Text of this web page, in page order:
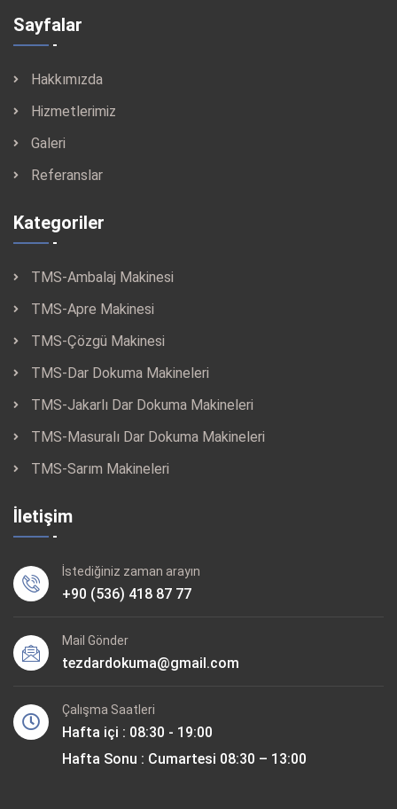
Sayfalar
Hakkımızda
Hizmetlerimiz
Galeri
Referanslar
Kategoriler
TMS-Ambalaj Makinesi
TMS-Apre Makinesi
TMS-Çözgü Makinesi
TMS-Dar Dokuma Makineleri
TMS-Jakarlı Dar Dokuma Makineleri
TMS-Masuralı Dar Dokuma Makineleri
TMS-Sarım Makineleri
İletişim
İstediğiniz zaman arayın
+90 (536) 418 87 77
Mail Gönder
tezdardokuma@gmail.com
Çalışma Saatleri
Hafta içi : 08:30 - 19:00
Hafta Sonu : Cumartesi 08:30 – 13:00